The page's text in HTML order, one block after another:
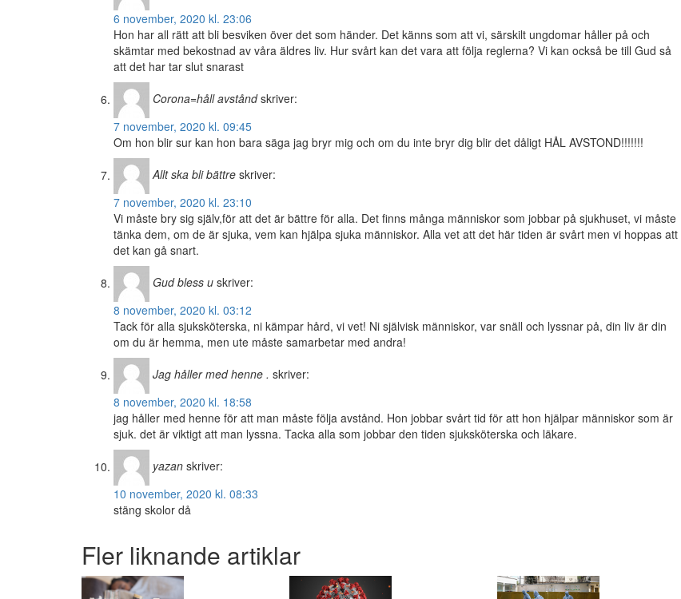
6 november, 2020 kl. 23:06
Hon har all rätt att bli besviken över det som händer. Det känns som att vi, särskilt ungdomar håller på och
skämtar med bekostnad av våra äldres liv. Hur svårt kan det vara att följa reglerna? Vi kan också be till Gud så
att det har tar slut snarast
Corona=håll avstånd skriver:
7 november, 2020 kl. 09:45
Om hon blir sur kan hon bara säga jag bryr mig och om du inte bryr dig blir det dåligt HÅL AVSTOND!!!!!!!
Allt ska bli bättre skriver:
7 november, 2020 kl. 23:10
Vi måste bry sig själv,för att det är bättre för alla. Det finns många människor som jobbar på sjukhuset, vi måste
tänka dem, om de är sjuka, vem kan hjälpa sjuka människor. Alla vet att det här tiden är svårt men vi hoppas att
det kan gå snart.
Gud bless u skriver:
8 november, 2020 kl. 03:12
Tack för alla sjuksköterska, ni kämpar hård, vi vet! Ni självisk människor, var snäll och lyssnar på, din liv är din
om du är hemma, men ute måste samarbetar med andra!
Jag håller med henne . skriver:
8 november, 2020 kl. 18:58
jag håller med henne för att man måste följa avstånd. Hon jobbar svårt tid för att hon hjälpar människor som är
sjuk. det är viktigt att man lyssna. Tacka alla som jobbar den tiden sjuksköterska och läkare.
yazan skriver:
10 november, 2020 kl. 08:33
stäng skolor då
Fler liknande artiklar